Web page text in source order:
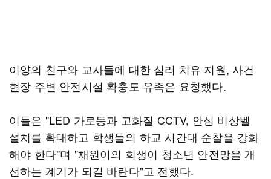
이양의 친구와 교사들에 대한 심리 치유 지원, 사건
현장 주변 안전시설 확충도 유족은 요청했다.
이들은 "LED 가로등과 고화질 CCTV, 안심 비상벨
설치를 확대하고 학생들의 하교 시간대 순찰을 강화
해야 한다"며 "채원이의 희생이 청소년 안전망을 개
선하는 계기가 되길 바란다"고 전했다.